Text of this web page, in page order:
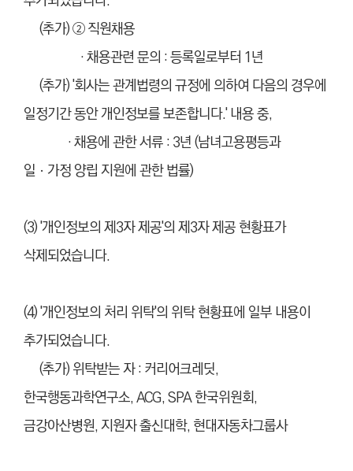
(추가) ② 직원채용
·채용관련 문의 : 등록일로부터 1년
(추가) '회사는 관계법령의 규정에 의하여 다음의 경우에
일정기간 동안 개인정보를 보존합니다.' 내용 중,
· 채용에 관한 서류 : 3년 (남녀고용평등과
일ㆍ가정 양립 지원에 관한 법률)
(3) '개인정보의 제3자 제공'의 제3자 제공 현황표가
삭제되었습니다.
(4) '개인정보의 처리 위탁'의 위탁 현황표에 일부 내용이
추가되었습니다.
(추가) 위탁받는 자 : 커리어크레딧,
한국행동과학연구소, ACG, SPA 한국위원회,
금강아산병원, 지원자 출신대학, 현대자동차그룹사